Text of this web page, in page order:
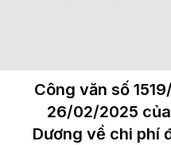
Công văn số
26/02/2025
Dương về chi phí